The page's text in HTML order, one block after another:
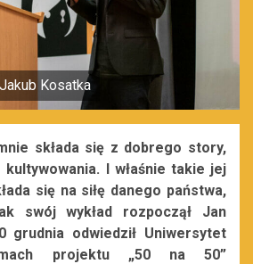
Kosatka
składa się z dobrego story,
I właśnie takie jej
się na siłę danego państwa,
swój wykład rozpoczął Jan
grudnia odwiedził Uniwersytet
projektu „50 na 50”